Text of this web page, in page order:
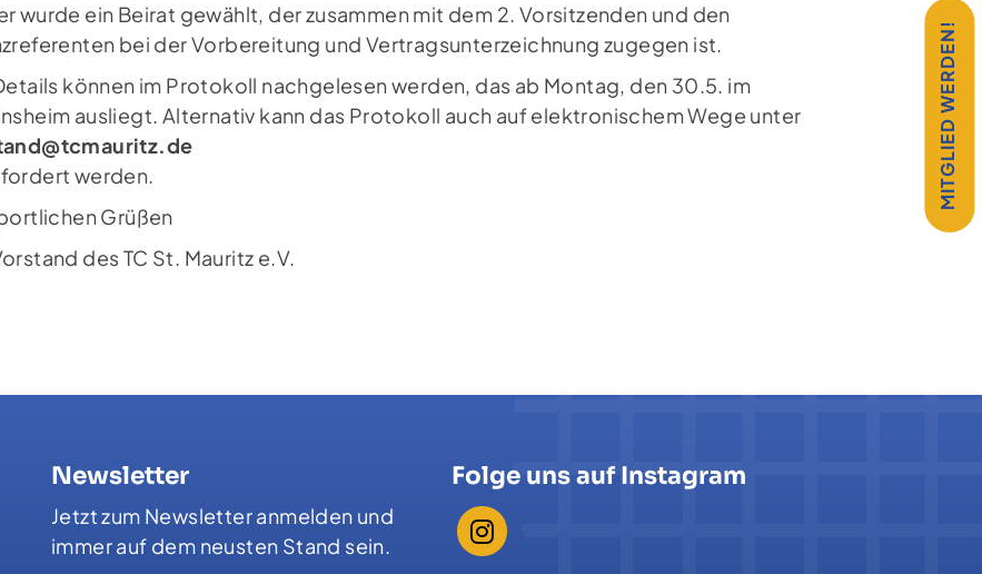
wurde ein Beirat gewählt, der zusammen mit dem 2. Vorsitzenden und den
bei der Vorbereitung und Vertragsunterzeichnung zugegen ist.
können im Protokoll nachgelesen werden, das ab Montag, den 30.5. im
ausliegt. Alternativ kann das Protokoll auch auf elektronischem Wege unter
werden.
Grüßen
des TC St. Mauritz e.V.
Newsletter
Jetzt zum Newsletter anmelden und
immer auf dem neusten Stand sein.
Folge uns auf Instagram
MITGLIED WERDEN!